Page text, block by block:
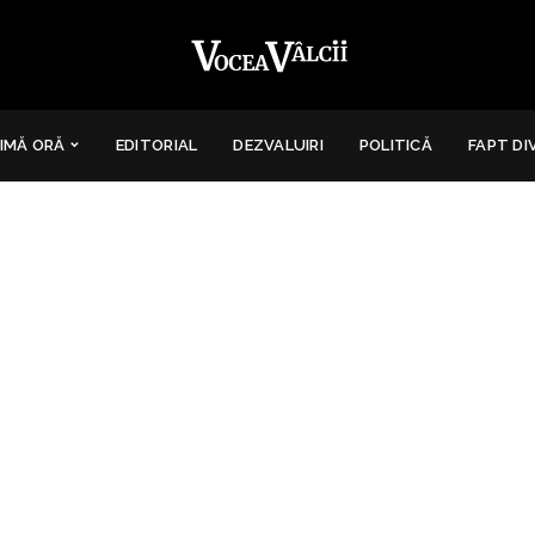
ORĂ EDITORIAL DEZVALUIRI POLITICĂ FAPT